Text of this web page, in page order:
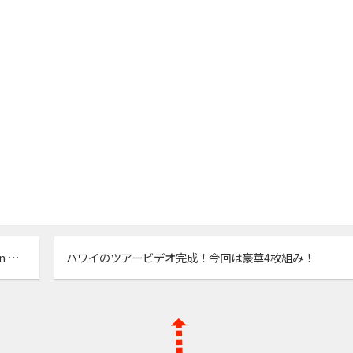
ハワイのツアービデオ完成！今回は豪華4枚組み！
マウイツアードキュメンタリー『15 Funny Riders in Maui Tour』YouTubeに公開しました